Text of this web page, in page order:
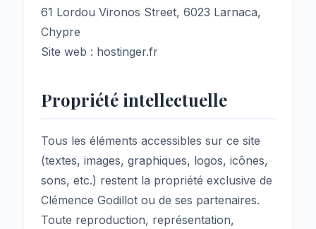
61 Lordou Vironos Street, 6023 Larnaca,
Chypre
Site web : hostinger.fr
Propriété intellectuelle
Tous les éléments accessibles sur ce site
(textes, images, graphiques, logos, icônes,
sons, etc.) restent la propriété exclusive de
Clémence Godillot ou de ses partenaires.
Toute reproduction, représentation,